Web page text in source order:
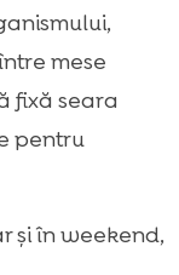
mese
fixă seara
pentru
și în weekend,